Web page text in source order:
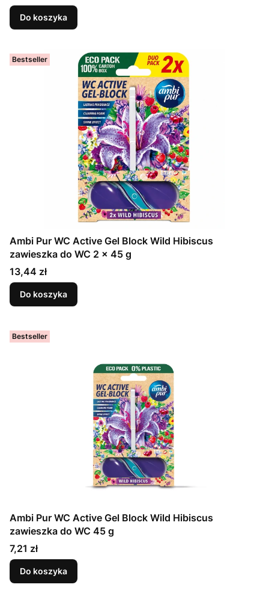
Do koszyka
Bestseller
Ambi Pur WC Active Gel Block Wild Hibiscus
zawieszka do WC 2 x 45 g
Cena
13,44 zł
Do koszyka
Bestseller
Ambi Pur WC Active Gel Block Wild Hibiscus
zawieszka do WC 45 g
Cena
7,21 zł
Do koszyka